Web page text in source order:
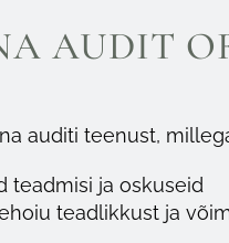
AUDIT
auditi teenust,
teadmisi ja oskuseid
teadlikkust ja